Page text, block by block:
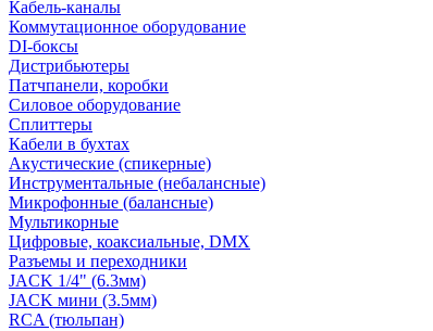
Кабель-каналы
Коммутационное оборудование
DI-боксы
Дистрибьютеры
Патчпанели, коробки
Силовое оборудование
Сплиттеры
Кабели в бухтах
Акустические (спикерные)
Инструментальные (небалансные)
Микрофонные (балансные)
Мультикорные
Цифровые, коаксиальные, DMX
Разъемы и переходники
JACK 1/4" (6.3мм)
JACK мини (3.5мм)
RCA (тюльпан)